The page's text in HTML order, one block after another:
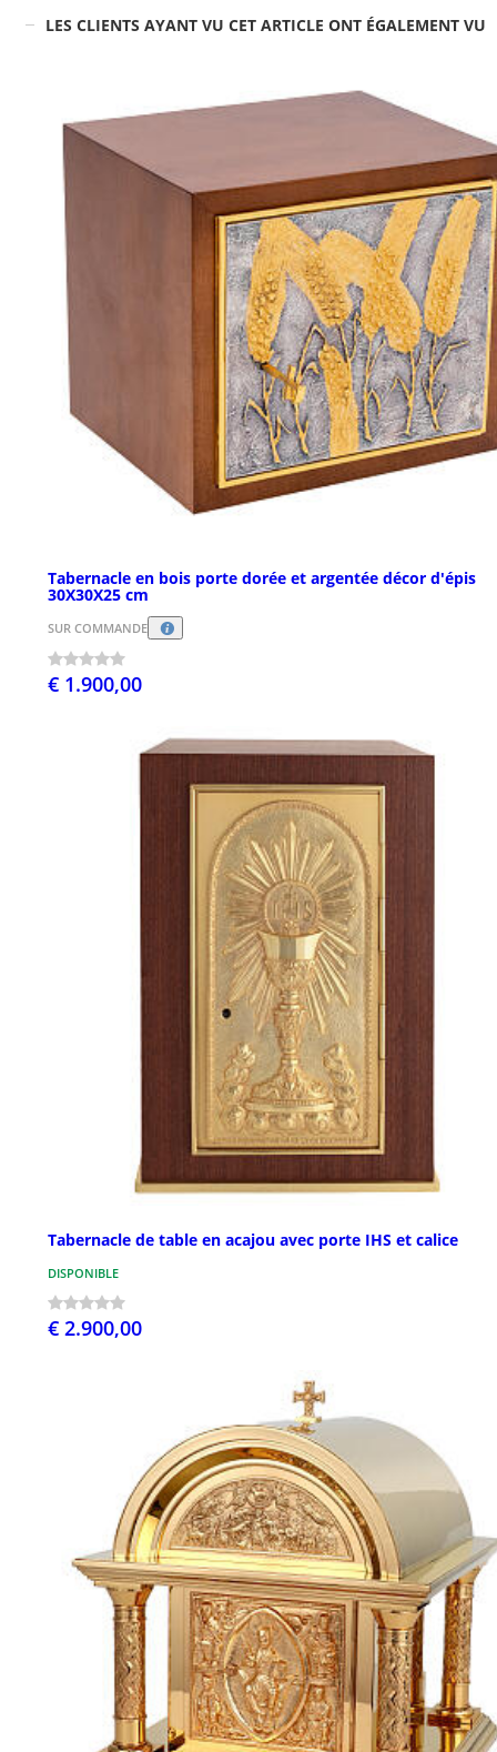
LES CLIENTS AYANT VU CET ARTICLE ONT ÉGALEMENT VU
Tabernacle en bois porte dorée et argentée décor d'épis
30X30X25 cm
SUR COMMANDE
€ 1.900,00
Tabernacle de table en acajou avec porte IHS et calice
DISPONIBLE
€ 2.900,00